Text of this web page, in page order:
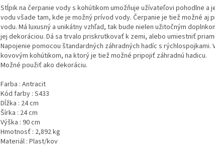
Stĺpik na čerpanie vody s kohútikom umožňuje užívateľovi pohodlne a
vodu všade tam, kde je možný prívod vody. Čerpanie je tiež možné aj
vodu. Má luxusný a unikátny vzhľad, tak bude nielen užitočným
jej dekoráciou. Dá sa trvalo priskrutkovať k zemi, alebo umiestniť
Napojenie pomocou štandardných záhradných hadíc s rýchlospojkami.
kovovým kohútikom, na ktorý je tiež možné pripojiť záhradnú hadicu.
Možné použiť ako dekoráciu.
Farba : Antracit
Kód farby : S433
Dĺžka : 24 cm
Šírka : 24 cm
Výška : 90 cm
Hmotnosť : 2,892 kg
Materiál : Plast/kov